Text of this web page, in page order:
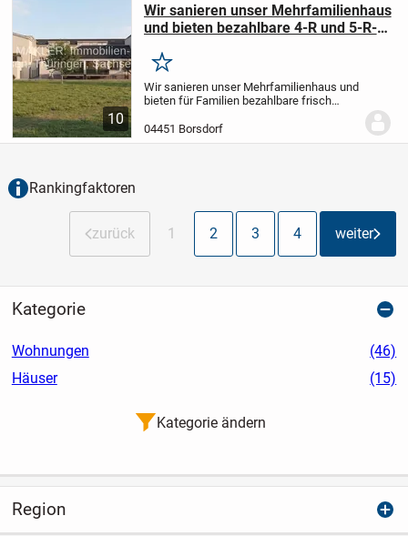
10
Wir sanieren unser Mehrfamilienhaus
und bieten bezahlbare 4-R und 5-R-
Merken
Wir sanieren unser Mehrfamilienhaus und
bieten für Familien bezahlbare frisch
Raumwohnungen an, meistens mit
Balkon oder Loggia.Bitte melden Sie sich
04451 Borsdorf
Rankingfaktoren
zurück 1 2 3 4 weiter
Kategorie
Wohnungen
(46)
Häuser
(15)
Kategorie ändern
Region